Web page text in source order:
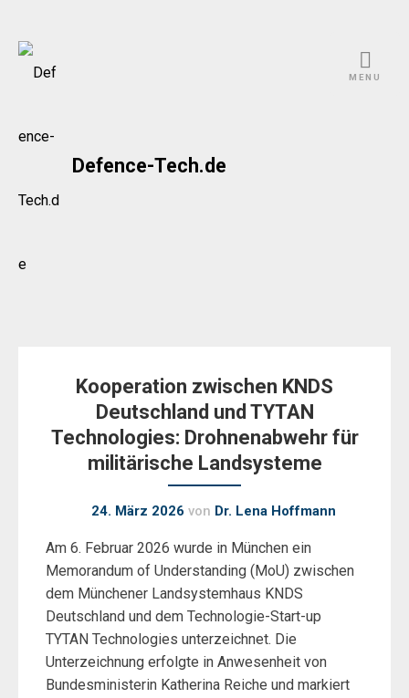
Skip
Defence-Tech.de
MENU
Kooperation zwischen KNDS
Deutschland und TYTAN
Technologies: Drohnenabwehr für
militärische Landsysteme
24. März 2026 von Dr. Lena Hoffmann
Am 6. Februar 2026 wurde in München ein
Memorandum of Understanding (MoU) zwischen
dem Münchener Landsystemhaus KNDS
Deutschland und dem Technologie-Start-up
TYTAN Technologies unterzeichnet. Die
Unterzeichnung erfolgte in Anwesenheit von
Bundesministerin Katherina Reiche und markiert